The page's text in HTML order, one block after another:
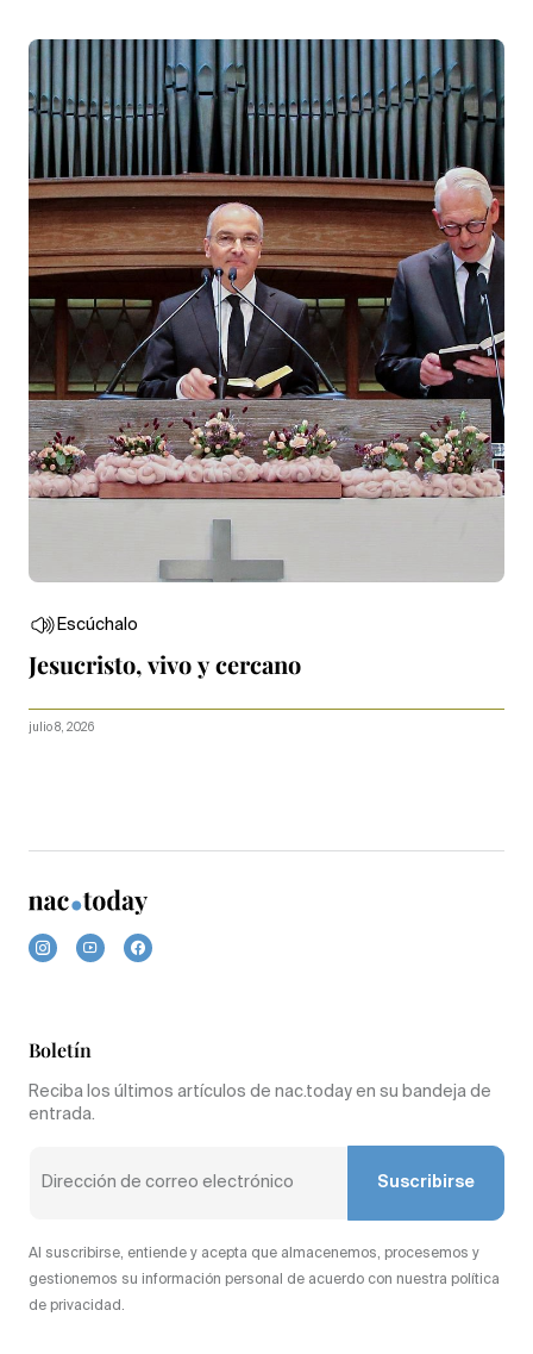
Escúchalo
Jesucristo, vivo y cercano
julio 8, 2026
Boletín
Reciba los últimos artículos de nac.today en su bandeja de
entrada.
Suscribirse
Al suscribirse, entiende y acepta que almacenemos, procesemos y
gestionemos su información personal de acuerdo con nuestra política
de privacidad.